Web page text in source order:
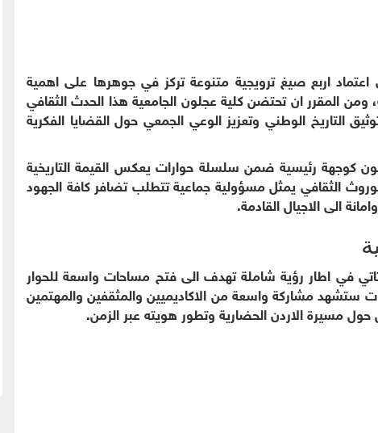
اعتماد اربع صيغ ترويجية متنوعة تركز في جوهرها على اهمية
ومن المقرر ان تحتضن كلية عجلون الجامعية هذا الحدث الثقافي
التاريخ الوطني وتعزيز الوعي الجمعي حول القضايا الفكرية
كوجهة رئيسية ضمن سلسلة حوارات يعكس القيمة التاريخية
الثقافي يمثل مسؤولية جماعية تتطلب تضافر كافة الجهود
الى الاجيال القادمة.
في اطار رؤية شاملة تهدف الى فتح مساحات واسعة للحوار
ستشهد مشاركة واسعة من الاكاديميين والمثقفين والمهتمين
مسيرة الاردن الحضارية وتطور هويته عبر الزمن.